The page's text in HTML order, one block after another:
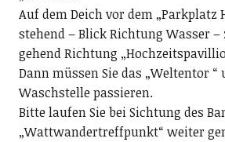
Auf dem Deich vor dem „Parkplatz
stehend – Blick Richtung Wasser –
gehend Richtung
Dann müssen Sie das „Weltentor “
Waschstelle passieren.
Bitte laufen Sie bei Sichtung des
„Wattwandertreffpunkt“ weiter